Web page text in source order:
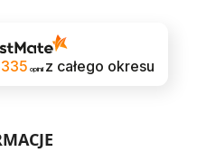
opinii z całego okresu